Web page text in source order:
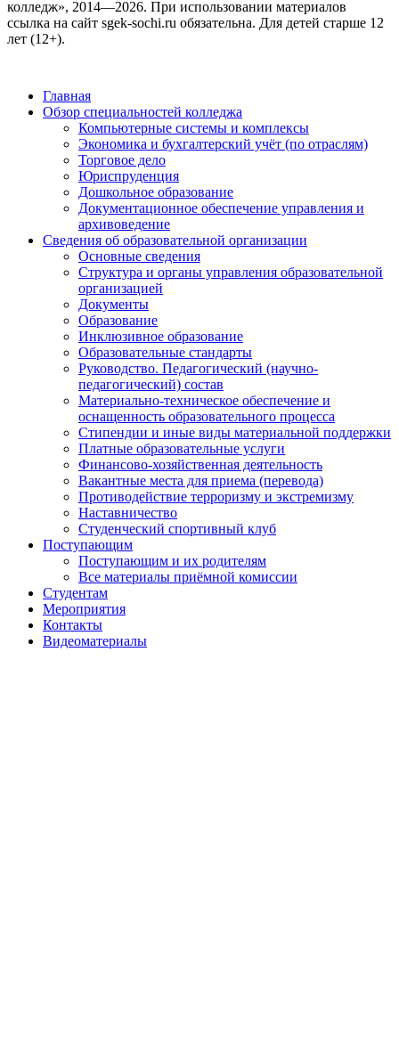
колледж», 2014—2026. При использовании материалов
ссылка на сайт sgek-sochi.ru обязательна. Для детей старше 12
лет (12+).
Главная
Обзор специальностей колледжа
Компьютерные системы и комплексы
Экономика и бухгалтерский учёт (по отраслям)
Торговое дело
Юриспруденция
Дошкольное образование
Документационное обеспечение управления и
архивоведение
Сведения об образовательной организации
Основные сведения
Структура и органы управления образовательной
организацией
Документы
Образование
Инклюзивное образование
Образовательные стандарты
Руководство. Педагогический (научно-
педагогический) состав
Материально-техническое обеспечение и
оснащенность образовательного процесса
Стипендии и иные виды материальной поддержки
Платные образовательные услуги
Финансово-хозяйственная деятельность
Вакантные места для приема (перевода)
Противодействие терроризму и экстремизму
Наставничество
Студенческий спортивный клуб
Поступающим
Поступающим и их родителям
Все материалы приёмной комиссии
Студентам
Мероприятия
Контакты
Видеоматериалы